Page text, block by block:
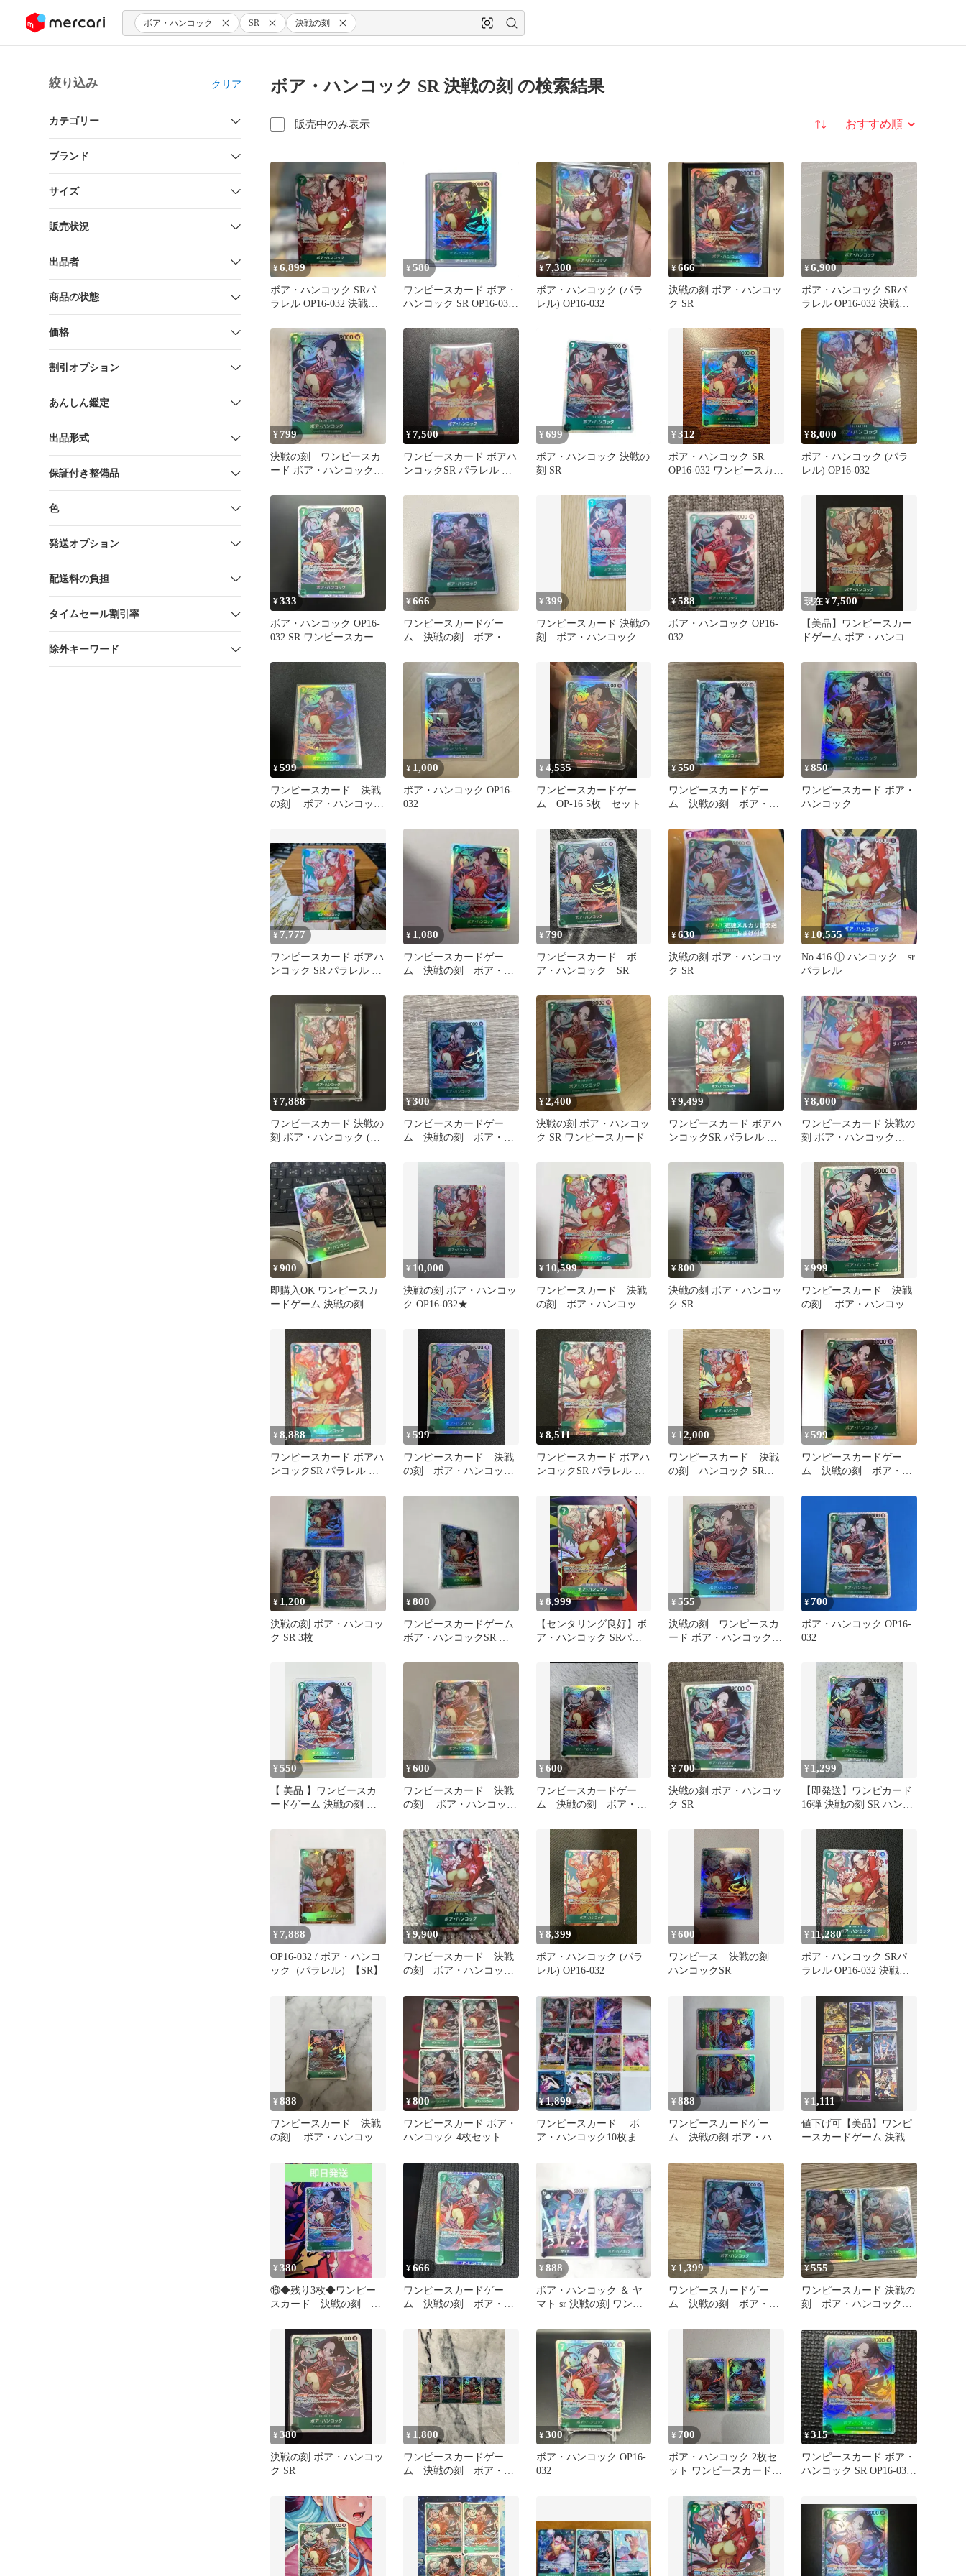
ツにスキップ ボア・ハンコック SR 決戦の刻
絞り込み クリア
カテゴリー
ブランド
サイズ
販売状況
出品者
商品の状態
価格
割引オプション
あんしん鑑定
出品形式
保証付き整備品
色
発送オプション
配送料の負担
タイムセール割引率
除外キーワード
ボア・ハンコック SR 決戦の刻 の検索結果
販売中のみ表示 並び替え
¥6,899
ボア・ハンコック SRパ
ラレル OP16-032 決戦の
¥ 580
ワンピースカード ボア・
ハンコック SR OP16-032
¥7,300
ボア・ハンコック (パラ
レル) OP16-032
¥666
決戦の刻 ボア・ハンコッ
ク SR
¥6,900
ボア・ハンコック SRパ
ラレル OP16-032 決戦の
¥ 799
決戦の刻 ワンピースカ
ード ボア・ハンコック
¥7,500
ワンピースカード ボアハ
ンコックSR パラレル 決
¥ 699
ボア・ハンコック 決戦の
刻 SR
¥312
ボア・ハンコック SR
OP16-032 ワンピースカー
¥8,000
ボア・ハンコック (パラ
レル) OP16-032
¥333
ボア・ハンコック OP16-
032 SR ワンピースカード
¥666
ワンピースカードゲー
ム 決戦の刻 ボア・ハ
¥399
ワンピースカード 決戦の
刻 ボア・ハンコック
¥588
ボア・ハンコック OP16-
032
現在 ¥7,500
【美品】ワンピースカー
ドゲーム ボア・ハンコッ
¥599
ワンピースカード 決戦
の刻 ボア・ハンコック
¥ 1,000
ボア・ハンコック OP16-
032
¥4,555
ワンビースカードゲー
ム OP-16 5枚 セット
¥550
ワンピースカードゲー
ム 決戦の刻 ボア・ハ
¥850
ワンピースカード ボア・
ハンコック
¥ 7,777
ワンピースカード ボアハ
ンコック SR パラレル 決
¥ 1,080
ワンピースカードゲー
ム 決戦の刻 ボア・ハ
¥ 790
ワンピースカード ボ
ア・ハンコック SR
¥630
決戦の刻 ボア・ハンコッ
ク SR
¥ 10,555
No.416 ① ハンコック sr
パラレル
¥7,888
ワンピースカード 決戦の
刻 ボア・ハンコック (パ
¥300
ワンピースカードゲー
ム 決戦の刻 ボア・ハ
¥2,400
決戦の刻 ボア・ハンコッ
ク SR ワンピースカード
¥9,499
ワンピースカード ボアハ
ンコックSR パラレル 決
¥8,000
ワンピースカード 決戦の
刻 ボア・ハンコック
¥900
即購入OK ワンピースカ
ードゲーム 決戦の刻 ボ
¥ 10,000
決戦の刻 ボア・ハンコッ
ク OP16-032★
¥ 10,599
ワンピースカード 決戦
の刻 ボア・ハンコッ
¥800
決戦の刻 ボア・ハンコッ
ク SR
¥999
ワンピースカード 決戦
の刻 ボア・ハンコック
¥8,888
ワンピースカード ボアハ
ンコックSR パラレル 決
¥599
ワンピースカード 決戦
の刻 ボア・ハンコッ
¥8,511
ワンピースカード ボアハ
ンコックSR パラレル 決
¥ 12,000
ワンピースカード 決戦
の刻 ハンコック SRパ
¥ 599
ワンピースカードゲー
ム 決戦の刻 ボア・ハ
¥1,200
決戦の刻 ボア・ハンコッ
ク SR 3枚
¥800
ワンピースカードゲーム
ボア・ハンコックSR 決
¥8,999
【センタリング良好】ボ
ア・ハンコック SRパラ
¥555
決戦の刻 ワンピースカ
ード ボア・ハンコック
¥700
ボア・ハンコック OP16-
032
¥550
【 美品 】ワンピースカ
ードゲーム 決戦の刻 ボ
¥600
ワンピースカード 決戦
の刻 ボア・ハンコック
¥600
ワンピースカードゲー
ム 決戦の刻 ボア・ハ
¥700
決戦の刻 ボア・ハンコッ
ク SR
¥ 1,299
【即発送】ワンピカード
16弾 決戦の刻 SR ハンコ
¥ 7,888
OP16-032 / ボア・ハンコ
ック（パラレル）【SR】
¥9,900
ワンピースカード 決戦
の刻 ボア・ハンコッ
¥8,399
ボア・ハンコック (パラ
レル) OP16-032
¥600
ワンピース 決戦の刻
ハンコックSR
¥ 11,280
ボア・ハンコック SRパ
ラレル OP16-032 決戦の
¥888
ワンピースカード 決戦
の刻 ボア・ハンコック
¥800
ワンピースカード ボア・
ハンコック 4枚セット
¥1,899
ワンピースカード ボ
ア・ハンコック10枚まと
レア
¥888
ワンピースカードゲー
ム 決戦の刻 ボア・ハン
¥ 1,111
値下げ可【美品】ワンピ
ースカードゲーム 決戦の
¥380
⑯◆残り3枚◆ワンピー
スカード 決戦の刻 ボ
¥666
ワンピースカードゲー
ム 決戦の刻 ボア・ハ
¥888
ボア・ハンコック ＆ ヤ
マト sr 決戦の刻 ワンピ
¥ 1,399
ワンピースカードゲー
ム 決戦の刻 ボア・ハ
¥555
ワンピースカード 決戦の
刻 ボア・ハンコック
¥380
決戦の刻 ボア・ハンコッ
ク SR
¥ 1,800
ワンピースカードゲー
ム 決戦の刻 ボア・ハ
¥300
ボア・ハンコック OP16-
032
¥ 700
ボア・ハンコック 2枚セ
ット ワンピースカードゲ
¥315
ワンピースカード ボア・
ハンコック SR OP16-032